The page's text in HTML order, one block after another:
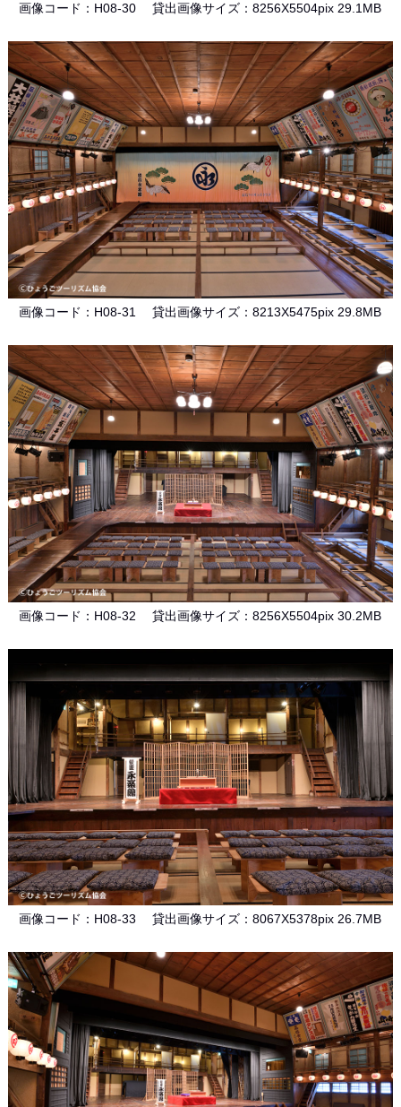
画像コード：H08-30 貸出画像サイズ：8256X5504pix 29.1MB
画像コード：H08-31 貸出画像サイズ：8213X5475pix 29.8MB
画像コード：H08-32 貸出画像サイズ：8256X5504pix 30.2MB
画像コード：H08-33 貸出画像サイズ：8067X5378pix 26.7MB